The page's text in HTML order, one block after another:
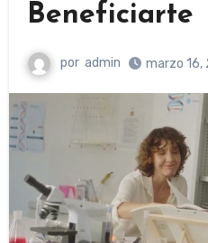
Beneficiarte
por admin marzo 16,